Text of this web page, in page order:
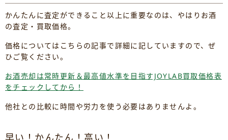
かんたんに査定ができること以上に重要なのは、やはりお酒
の査定・買取価格。
価格についてはこちらの記事で詳細に記していますので、ぜ
ひご覧ください。
お酒売却は常時更新＆最高値水準を目指すJOYLAB買取価格表
をチェックしてから！
他社との比較に時間や労力を使う必要はありませんよ。
早い！かんたん！高い！